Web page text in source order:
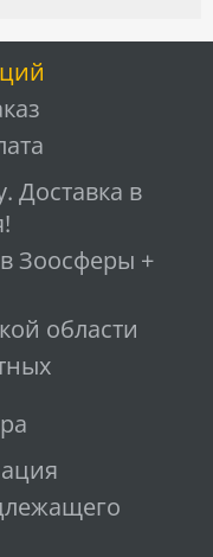
Доставка в
Зоосферы +
области